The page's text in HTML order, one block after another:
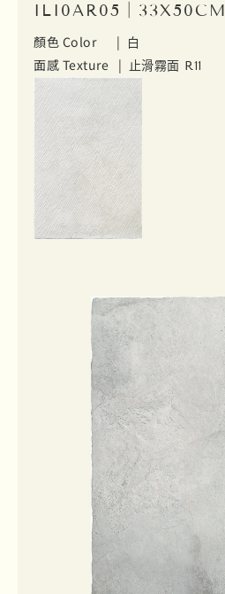
ILI0AR05｜33X50CM
顏色 Color | 白
面感 Texture | 止滑霧面 R11